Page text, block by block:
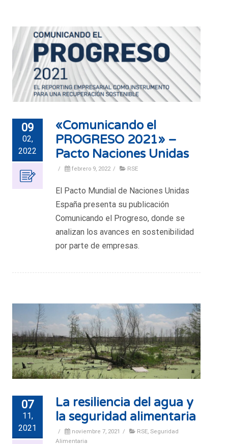
09
02,
2022
«Comunicando el
PROGRESO 2021» –
Pacto Naciones Unidas
/ febrero 9, 2022 / RSE
El Pacto Mundial de Naciones Unidas
España presenta su publicación
Comunicando el Progreso, donde se
analizan los avances en sostenibilidad
por parte de empresas.
07
11,
2021
La resiliencia del agua y
la seguridad alimentaria
/ noviembre 7, 2021 / RSE, Seguridad
Alimentaria